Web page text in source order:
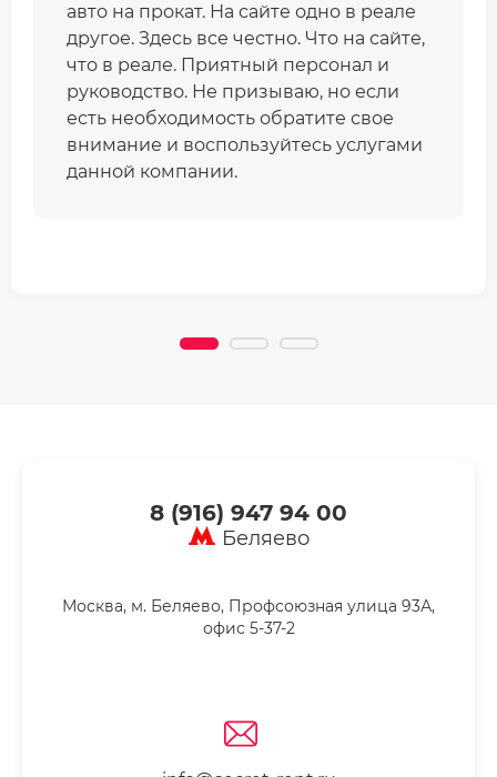
авто на прокат. На сайте одно в реале
другое. Здесь все честно. Что на сайте,
что в реале. Приятный персонал и
руководство. Не призываю, но если
есть необходимость обратите свое
внимание и воспользуйтесь услугами
данной компании.
8 (916) 947 94 00
Беляево
Москва, м. Беляево, Профсоюзная улица 93А,
офис 5-37-2